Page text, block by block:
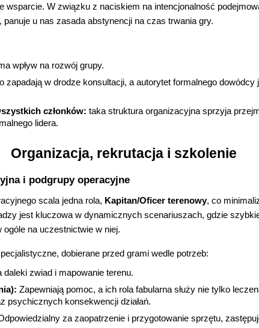
wsparcie. W związku z naciskiem na intencjonalność
u nas zasada abstynencji na czas trwania gry.
wpływ na rozwój grupy.
zapadają w drodze konsultacji, a autorytet formalnego dowódcy
członków: taka struktura organizacyjna sprzyja
lidera.
Organizacja, rekrutacja i szkolenie
i podgrupy operacyjne
scala jedna rola, Kapitan/Oficer terenowy, co
jest kluczowa w dynamicznych scenariuszach, gdzie
na uczestnictwie w niej.
dobierane przed grami wedle potrzeb:
zwiad i mapowanie terenu.
Zapewniają pomoc, a ich rola fabularna służy nie tylko
psychicznych konsekwencji działań.
za zaopatrzenie i przygotowanie sprzętu,